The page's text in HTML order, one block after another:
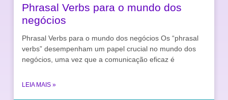
Phrasal Verbs para o mundo dos
negócios
Phrasal Verbs para o mundo dos negócios Os “phrasal
verbs” desempenham um papel crucial no mundo dos
negócios, uma vez que a comunicação eficaz é
LEIA MAIS »